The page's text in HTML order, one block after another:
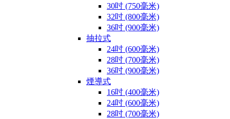
30吋 (750毫米)
32吋 (800毫米)
36吋 (900毫米)
抽拉式
24吋 (600毫米)
28吋 (700毫米)
36吋 (900毫米)
煙導式
16吋 (400毫米)
24吋 (600毫米)
28吋 (700毫米)